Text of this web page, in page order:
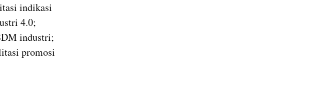
indikasi
4.0;
industri;
promosi